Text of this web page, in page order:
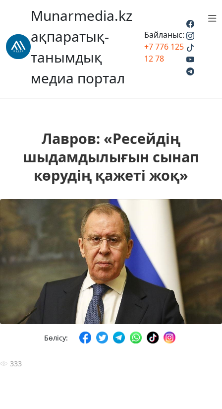
Munarmedia.kz
ақпаратық-
танымдық
медиа портал
Байланыс:
+7 776 125
12 78
Лавров: «Ресейдің
шыдамдылығын сынап
көрудің қажеті жоқ»
Бөлісу:
333